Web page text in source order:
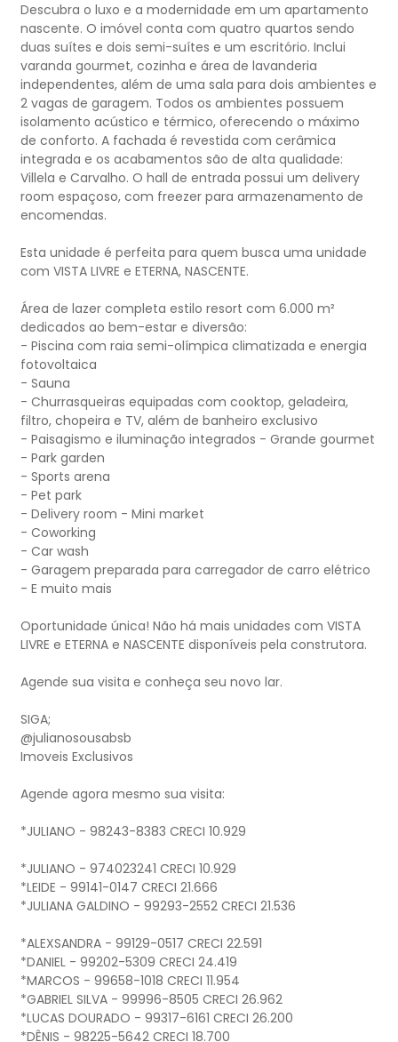
Descubra o luxo e a modernidade em um apartamento
nascente. O imóvel conta com quatro quartos sendo
duas suítes e dois semi-suítes e um escritório. Inclui
varanda gourmet, cozinha e área de lavanderia
independentes, além de uma sala para dois ambientes e
2 vagas de garagem. Todos os ambientes possuem
isolamento acústico e térmico, oferecendo o máximo
de conforto. A fachada é revestida com cerâmica
integrada e os acabamentos são de alta qualidade:
Villela e Carvalho. O hall de entrada possui um delivery
room espaçoso, com freezer para armazenamento de
encomendas.
Esta unidade é perfeita para quem busca uma unidade
com VISTA LIVRE e ETERNA, NASCENTE.
Área de lazer completa estilo resort com 6.000 m²
dedicados ao bem-estar e diversão:
- Piscina com raia semi-olímpica climatizada e energia
fotovoltaica
- Sauna
- Churrasqueiras equipadas com cooktop, geladeira,
filtro, chopeira e TV, além de banheiro exclusivo
- Paisagismo e iluminação integrados - Grande gourmet
- Park garden
- Sports arena
- Pet park
- Delivery room - Mini market
- Coworking
- Car wash
- Garagem preparada para carregador de carro elétrico
- E muito mais
Oportunidade única! Não há mais unidades com VISTA
LIVRE e ETERNA e NASCENTE disponíveis pela construtora.
Agende sua visita e conheça seu novo lar.
SIGA;
@julianosousabsb
Imoveis Exclusivos
Agende agora mesmo sua visita:
*JULIANO - 98243-8383 CRECI 10.929
*JULIANO - 974023241 CRECI 10.929
*LEIDE - 99141-0147 CRECI 21.666
*JULIANA GALDINO - 99293-2552 CRECI 21.536
*ALEXSANDRA - 99129-0517 CRECI 22.591
*DANIEL - 99202-5309 CRECI 24.419
*MARCOS - 99658-1018 CRECI 11.954
*GABRIEL SILVA - 99996-8505 CRECI 26.962
*LUCAS DOURADO - 99317-6161 CRECI 26.200
*DÊNIS - 98225-5642 CRECI 18.700